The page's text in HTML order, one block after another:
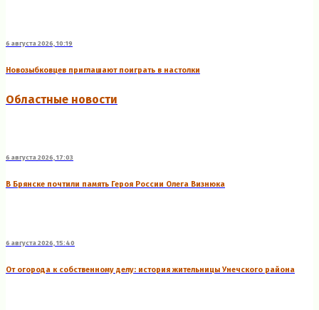
6 августа 2026, 10:19
Новозыбковцев приглашают поиграть в настолки
Областные новости
6 августа 2026, 17:03
В Брянске почтили память Героя России Олега Визнюка
6 августа 2026, 15:40
От огорода к собственному делу: история жительницы Унечского района